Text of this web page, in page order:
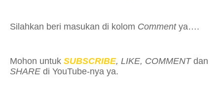
Silahkan beri masukan di kolom Commentya….
Mohon untuk SUBSCRIBE, LIKE, COMMENTdan
SHARE di YouTube-nya ya.